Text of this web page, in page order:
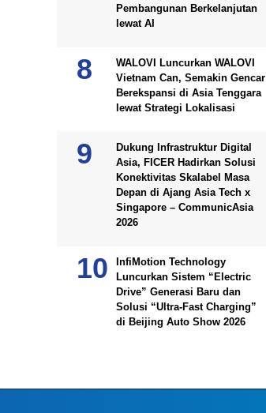
Pembangunan Berkelanjutan
lewat AI
WALOVI Luncurkan WALOVI
Vietnam Can, Semakin Gencar
Berekspansi di Asia Tenggara
lewat Strategi Lokalisasi
Dukung Infrastruktur Digital
Asia, FICER Hadirkan Solusi
Konektivitas Skalabel Masa
Depan di Ajang Asia Tech x
Singapore – CommunicAsia
2026
InfiMotion Technology
Luncurkan Sistem “Electric
Drive” Generasi Baru dan
Solusi “Ultra-Fast Charging”
di Beijing Auto Show 2026